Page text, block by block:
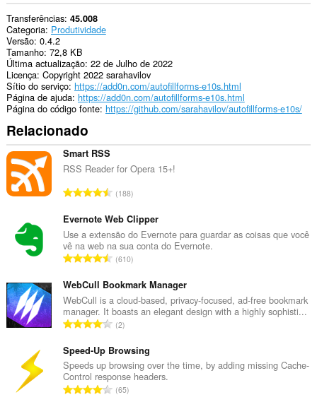
Transferências 45.008
Categoria Produtividade
Versão 0.4.2
Tamanho 72,8 KB
Última actualização 22 de Julho de 2022
Licença Copyright 2022 sarahavilov
Sítio do serviço https://add0n.com/autofillforms-e10s.html
Página de ajuda https://add0n.com/autofillforms-e10s.html
Página do código fonte https://github.com/sarahavilov/autofillforms-e10s/
Relacionado
Smart RSS
RSS Reader for Opera 15+!
N
m
e
r
o
o
t
a
d
e
a
v
188
Evernote Web Clipper
Use a extensão do Evernote para guardar as coisas que você
vê na web na sua conta do Evernote.
N
m
e
r
o
o
t
a
610
WebCull Bookmark Manager
WebCull is a cloud-based, privacy-focused, ad-free bookmark
manager. It boasts an elegant design with a highly sophisti...
N
m
e
r
o
2
Speed-Up Browsing
Speeds up browsing over the time, by adding missing Cache-
Control response headers.
N65